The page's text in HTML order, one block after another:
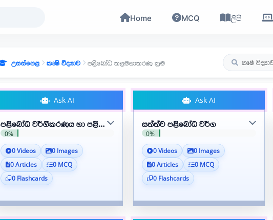
Home MCQ ලිපි
උසස්පෙළ කෘෂි විද්‍යාව පළිබෝධ කළමනාකරණ ක්‍රම
Ask AI
පළිබෝධ වර්ගීකරණය හා පළිබෝධවල බලපෑම
0%
0 Videos
0 Images
0 Articles
0 MCQ
0 Flashcards
Ask AI
සත්ත්ව පළිබෝධ වර්ග
0%
0 Videos
0 Images
0 Articles
0 MCQ
0 Flashcards